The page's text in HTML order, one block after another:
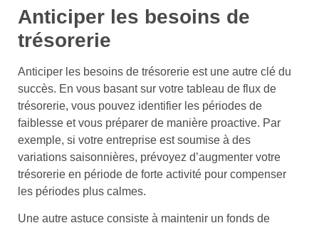
Anticiper les besoins de
trésorerie
Anticiper les besoins de trésorerie est une autre clé du
succès. En vous basant sur votre tableau de flux de
trésorerie, vous pouvez identifier les périodes de
faiblesse et vous préparer de manière proactive. Par
exemple, si votre entreprise est soumise à des
variations saisonnières, prévoyez d’augmenter votre
trésorerie en période de forte activité pour compenser
les périodes plus calmes.
Une autre astuce consiste à maintenir un fonds de